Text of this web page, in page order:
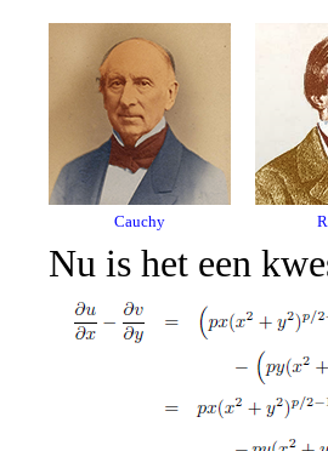
Cauchy
Nu is het een